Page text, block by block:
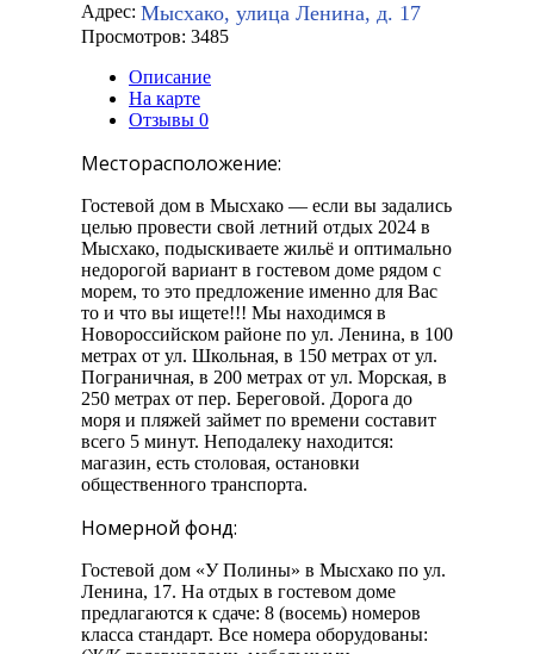
Адрес: Мысхако, улица Ленина, д. 17
Просмотров: 3485
Описание
На карте
Отзывы 0
Месторасположение:
Гостевой дом в Мысхако — если вы задались
целью провести свой летний отдых 2024 в
Мысхако, подыскиваете жильё и оптимально
недорогой вариант в гостевом доме рядом с
морем, то это предложение именно для Вас
то и что вы ищете!!! Мы находимся в
Новороссийском районе по ул. Ленина, в 100
метрах от ул. Школьная, в 150 метрах от ул.
Пограничная, в 200 метрах от ул. Морская, в
250 метрах от пер. Береговой. Дорога до
моря и пляжей займет по времени составит
всего 5 минут. Неподалеку находится:
магазин, есть столовая, остановки
общественного транспорта.
Номерной фонд:
Гостевой дом «У Полины» в Мысхако по ул.
Ленина, 17. На отдых в гостевом доме
предлагаются к сдаче: 8 (восемь) номеров
класса стандарт. Все номера оборудованы: